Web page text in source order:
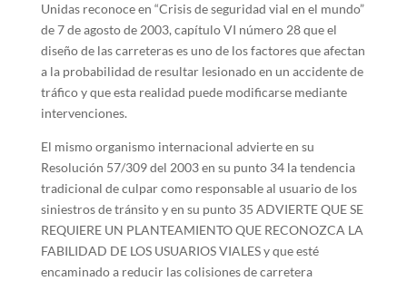
Unidas reconoce en “Crisis de seguridad vial en el mundo”
de 7 de agosto de 2003, capítulo VI número 28 que el
diseño de las carreteras es uno de los factores que afectan
a la probabilidad de resultar lesionado en un accidente de
tráfico y que esta realidad puede modificarse mediante
intervenciones.
El mismo organismo internacional advierte en su
Resolución 57/309 del 2003 en su punto 34 la tendencia
tradicional de culpar como responsable al usuario de los
siniestros de tránsito y en su punto 35 ADVIERTE QUE SE
REQUIERE UN PLANTEAMIENTO QUE RECONOZCA LA
FABILIDAD DE LOS USUARIOS VIALES y que esté
encaminado a reducir las colisiones de carretera